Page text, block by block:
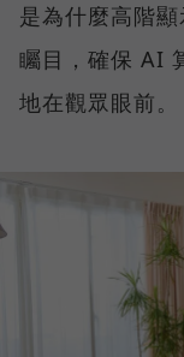
是為什麼高階
矚目，確保 AI
地在觀眾眼前。